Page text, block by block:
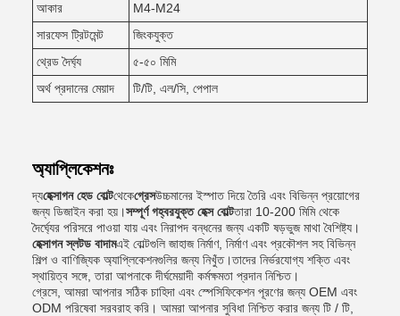
আকার
M4-M24
সারফেস ট্রিটমেন্ট
জিংকযুক্ত
থ্রেড দৈর্ঘ্য
৫-৫০ মিমি
অর্থ প্রদানের মেয়াদ
টি/টি, এল/সি, পেপাল
অ্যাপ্লিকেশনঃ
দ্যহেক্সাগন হেড বোল্টথেকেগ্রেসউচ্চমানের ইস্পাত দিয়ে তৈরি এবং বিভিন্ন প্রয়োগের
জন্য ডিজাইন করা হয়।সম্পূর্ণ গহ্বরযুক্ত হেক্স বোল্টতারা 10-200 মিমি থেকে
দৈর্ঘ্যের পরিসরে পাওয়া যায় এবং নিরাপদ বন্ধনের জন্য একটি ষড়ভুজ মাথা বৈশিষ্ট্য।
হেক্সাগন স্লটড বাদামএই বোল্টগুলি জাহাজ নির্মাণ, নির্মাণ এবং প্রকৌশল সহ বিভিন্ন
শিল্প ও বাণিজ্যিক অ্যাপ্লিকেশনগুলির জন্য নিখুঁত।তাদের নির্ভরযোগ্য শক্তি এবং
স্থায়িত্ব সঙ্গে, তারা আপনাকে দীর্ঘমেয়াদী কর্মক্ষমতা প্রদান নিশ্চিত।
গ্রেসে, আমরা আপনার সঠিক চাহিদা এবং স্পেসিফিকেশন পূরণের জন্য OEM এবং
ODM পরিষেবা সরবরাহ করি। আমরা আপনার সুবিধা নিশ্চিত করার জন্য টি / টি,